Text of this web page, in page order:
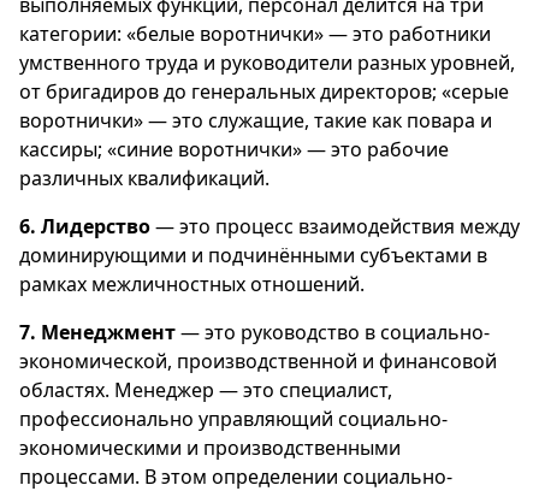
категории: «белые воротнички» — это работники
умственного труда и руководители разных уровней,
от бригадиров до генеральных директоров; «серые
воротнички» — это служащие, такие как повара и
кассиры; «синие воротнички» — это рабочие
различных квалификаций.
6. Лидерство— это процесс взаимодействия между
доминирующими и подчинёнными субъектами в
рамках межличностных отношений.
7. Менеджмент— это руководство в социально-
экономической, производственной и финансовой
областях. Менеджер — это специалист,
профессионально управляющий социально-
экономическими и производственными
процессами. В этом определении социально-